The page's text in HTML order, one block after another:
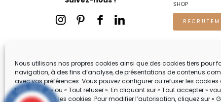
Nous utilisons nos propres cookies ainsi que des cookies tiers pour
navigation, à des fins d’analyse, de présentations de contenus
avec vos préférences. Vous pouvez configurer ou refuser les
Préférences » ou « Tout refuser ». En cliquant sur « Tout accepter »
accepter tous les cookies. Pour modifier l’autorisation, cliquez sur «
SHOP